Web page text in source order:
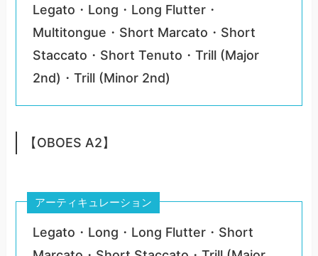
Legato・Long・Long Flutter・
Multitongue・Short Marcato・Short
Staccato・Short Tenuto・Trill (Major
2nd)・Trill (Minor 2nd)
【OBOES A2】
アーティキュレーション
Legato・Long・Long Flutter・Short